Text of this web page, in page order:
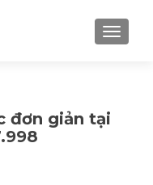
đơn giản tại